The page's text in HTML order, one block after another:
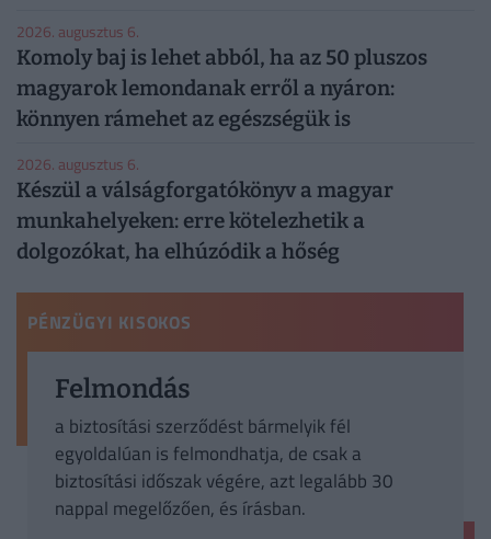
2026. augusztus 6.
Komoly baj is lehet abból, ha az 50 pluszos
magyarok lemondanak erről a nyáron:
könnyen rámehet az egészségük is
2026. augusztus 6.
Készül a válságforgatókönyv a magyar
munkahelyeken: erre kötelezhetik a
dolgozókat, ha elhúzódik a hőség
PÉNZÜGYI KISOKOS
Felmondás
a biztosítási szerződést bármelyik fél
egyoldalúan is felmondhatja, de csak a
biztosítási időszak végére, azt legalább 30
nappal megelőzően, és írásban.